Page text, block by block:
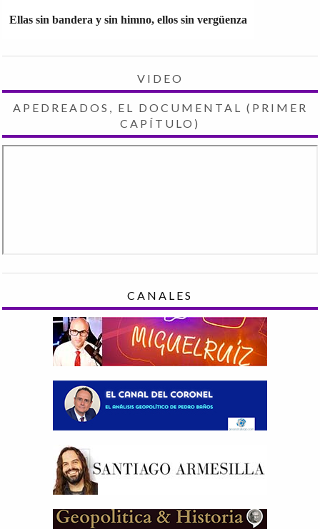
Ellas sin bandera y sin himno, ellos sin vergüenza
VIDEO
APEDREADOS, EL DOCUMENTAL (PRIMER
CAPÍTULO)
CANALES